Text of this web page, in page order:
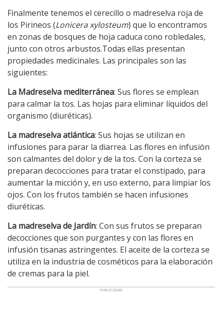
Finalmente tenemos el cerecillo o madreselva roja de
los Pirineos (Lonicera xylosteum) que lo encontramos
en zonas de bosques de hoja caduca cono robledales,
junto con otros arbustos.Todas ellas presentan
propiedades medicinales. Las principales son las
siguientes:
La Madreselva mediterránea: Sus flores se emplean
para calmar la tos. Las hojas para eliminar líquidos del
organismo (diuréticas).
La madreselva atlántica: Sus hojas se utilizan en
infusiones para parar la diarrea. Las flores en infusión
son calmantes del dolor y de la tos. Con la corteza se
preparan decocciones para tratar el constipado, para
aumentar la micción y, en uso externo, para limpiar los
ojos. Con los frutos también se hacen infusiones
diuréticas.
La madreselva de Jardín: Con sus frutos se preparan
decocciones que son purgantes y con las flores en
infusión tisanas astringentes. El aceite de la corteza se
utiliza en la industria de cosméticos para la elaboración
de cremas para la piel.